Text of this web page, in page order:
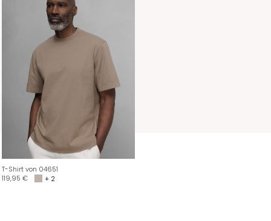
T-Shirt von 04651
119,95 € + 2